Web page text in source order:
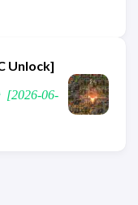
Unlock]
[2026-06-